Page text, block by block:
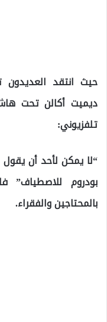
حيث انتقد العديدون
ديميت أكالن تحت
تلفزيوني:
“لا يمكن لأحد أن
بودروم للاصطياف”
بالمحتاجين والفقراء.